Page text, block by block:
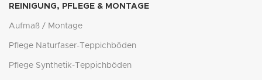
REINIGUNG, PFLEGE & MONTAGE
Aufmaß / Montage
Pflege Naturfaser-Teppichböden
Pflege Synthetik-Teppichböden